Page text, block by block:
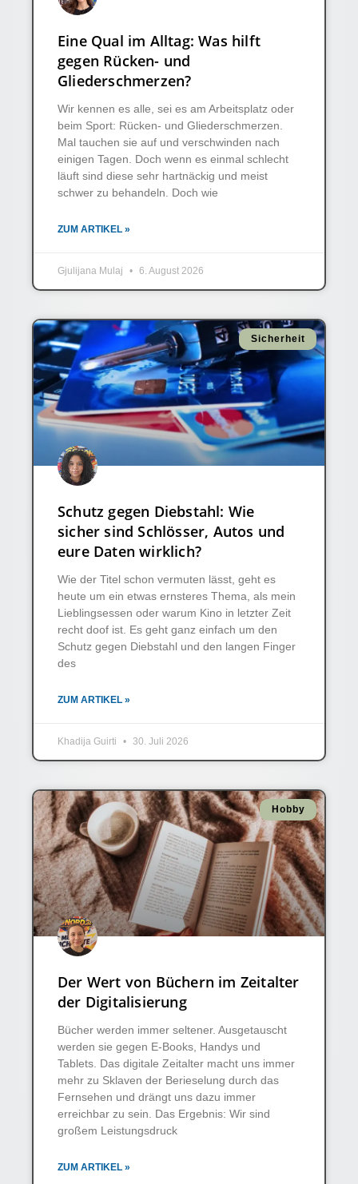
Eine Qual im Alltag: Was hilft
gegen Rücken- und
Gliederschmerzen?
Wir kennen es alle, sei es am Arbeitsplatz oder
beim Sport: Rücken- und Gliederschmerzen.
Mal tauchen sie auf und verschwinden nach
einigen Tagen. Doch wenn es einmal schlecht
läuft sind diese sehr hartnäckig und meist
schwer zu behandeln. Doch wie
ZUM ARTIKEL »
Gjulijana Mulaj 6. August 2026
Sicherheit
Schutz gegen Diebstahl: Wie
sicher sind Schlösser, Autos und
eure Daten wirklich?
Wie der Titel schon vermuten lässt, geht es
heute um ein etwas ernsteres Thema, als mein
Lieblingsessen oder warum Kino in letzter Zeit
recht doof ist. Es geht ganz einfach um den
Schutz gegen Diebstahl und den langen Finger
des
ZUM ARTIKEL »
Khadija Guirti 30. Juli 2026
Hobby
Der Wert von Büchern im Zeitalter
der Digitalisierung
Bücher werden immer seltener. Ausgetauscht
werden sie gegen E-Books, Handys und
Tablets. Das digitale Zeitalter macht uns immer
mehr zu Sklaven der Berieselung durch das
Fernsehen und drängt uns dazu immer
erreichbar zu sein. Das Ergebnis: Wir sind
großem Leistungsdruck
ZUM ARTIKEL »